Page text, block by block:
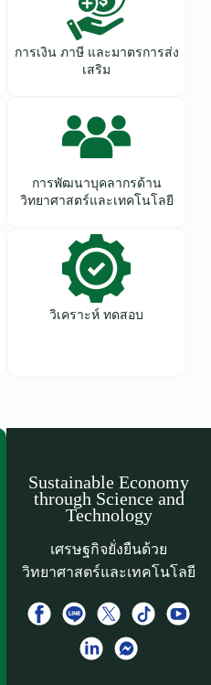
การเงิน ภาษี และมาตรการส่ง
เสริม
การพัฒนาบุคลากรด้าน
วิทยาศาสตร์และเทคโนโลยี
วิเคราะห์ ทดสอบ
Sustainable Economy
through Science and
Technology
เศรษฐกิจยั่งยืนด้วย
วิทยาศาสตร์และเทคโนโลยี